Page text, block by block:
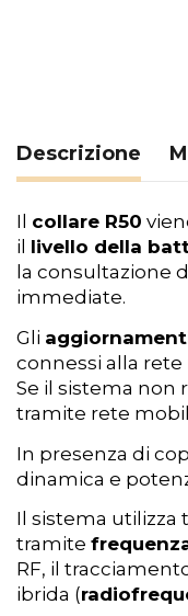
Descrizione
Il collare R50
il livello della
la consultazione
immediate.
Gli
connessi alla
Se il sistema non
tramite rete
In presenza di
dinamica e
Il sistema utilizza
tramite
RF, il
ibrida (